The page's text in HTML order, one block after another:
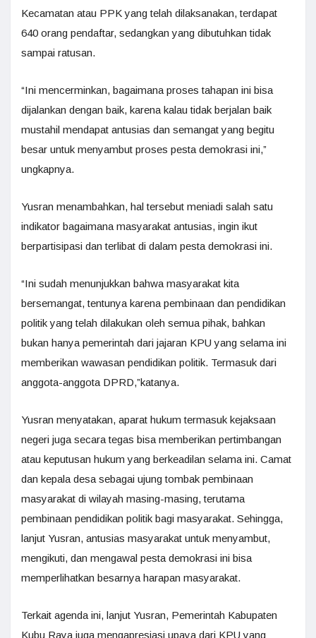
Kecamatan atau PPK yang telah dilaksanakan, terdapat
640 orang pendaftar, sedangkan yang dibutuhkan tidak
sampai ratusan.
“Ini mencerminkan, bagaimana proses tahapan ini bisa
dijalankan dengan baik, karena kalau tidak berjalan baik
mustahil mendapat antusias dan semangat yang begitu
besar untuk menyambut proses pesta demokrasi ini,”
ungkapnya.
Yusran menambahkan, hal tersebut meniadi salah satu
indikator bagaimana masyarakat antusias, ingin ikut
berpartisipasi dan terlibat di dalam pesta demokrasi ini.
“Ini sudah menunjukkan bahwa masyarakat kita
bersemangat, tentunya karena pembinaan dan pendidikan
politik yang telah dilakukan oleh semua pihak, bahkan
bukan hanya pemerintah dari jajaran KPU yang selama ini
memberikan wawasan pendidikan politik. Termasuk dari
anggota-anggota DPRD,”katanya.
Yusran menyatakan, aparat hukum termasuk kejaksaan
negeri juga secara tegas bisa memberikan pertimbangan
atau keputusan hukum yang berkeadilan selama ini. Camat
dan kepala desa sebagai ujung tombak pembinaan
masyarakat di wilayah masing-masing, terutama
pembinaan pendidikan politik bagi masyarakat. Sehingga,
lanjut Yusran, antusias masyarakat untuk menyambut,
mengikuti, dan mengawal pesta demokrasi ini bisa
memperlihatkan besarnya harapan masyarakat.
Terkait agenda ini, lanjut Yusran, Pemerintah Kabupaten
Kubu Raya juga mengapresiasi upaya dari KPU yang